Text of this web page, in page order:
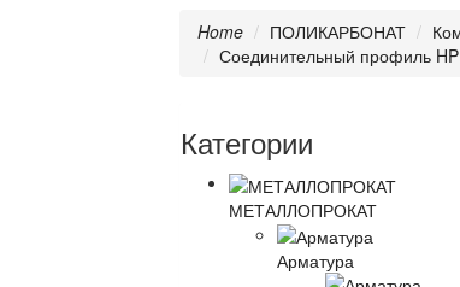
Home ПОЛИКАРБОНАТ
Соединительный профиль
Категории
МЕТАЛЛОПРОКАТ
Арматура